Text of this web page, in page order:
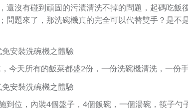
還沒有碰到頑固的污漬清洗不掉的問題，起碼吃飯
問題來了，那洗碗機真的完全可以代替雙手？ 是不
今天所有的飯菜都盛2份，一份洗碗機清洗，一份
到位，內裝4個盤子，4個飯碗，一個湯碗，筷子勺